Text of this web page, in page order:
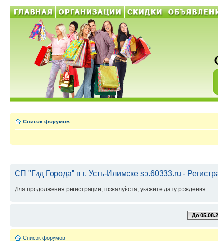
Список форумов
СП "Гид Города" в г. Усть-Илимске sp.60333.ru -
Для продолжения регистрации, пожалуйста, укажите дату рождения.
До
Список форумов